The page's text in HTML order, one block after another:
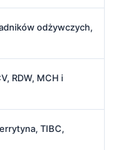
odżywczych,
RDW, MCH i
TIBC,